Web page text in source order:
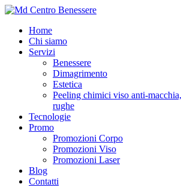
Home
Chi siamo
Servizi
Benessere
Dimagrimento
Estetica
Peeling chimici viso anti-
rughe
Tecnologie
Promo
Promozioni Corpo
Promozioni Viso
Promozioni Laser
Blog
Contatti